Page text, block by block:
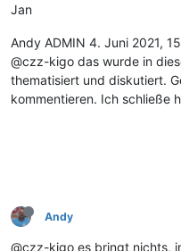
Jan
Andy ADMIN 4. Juni 2021,
@czz-kigo das wurde in
thematisiert und diskutiert.
kommentieren. Ich schließe
Andy
@czz-kigo es bringt nichts,